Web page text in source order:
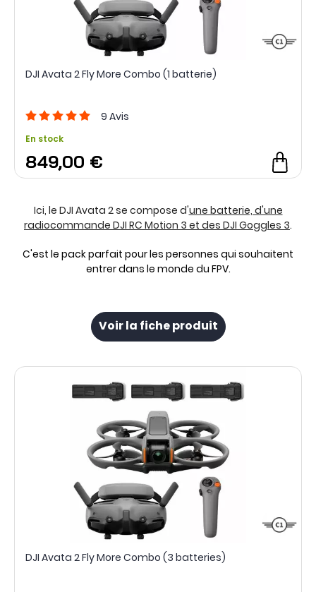
DJI Avata 2 Fly More Combo (1 batterie)
9 Avis
En stock
849,00 €
Ici, le DJI Avata 2 se compose d'une batterie, d'une
radiocommande DJI RC Motion 3 et des DJI Goggles 3.
C'est le pack parfait pour les personnes qui souhaitent
entrer dans le monde du FPV.
Voir la fiche produit
DJI Avata 2 Fly More Combo (3 batteries)